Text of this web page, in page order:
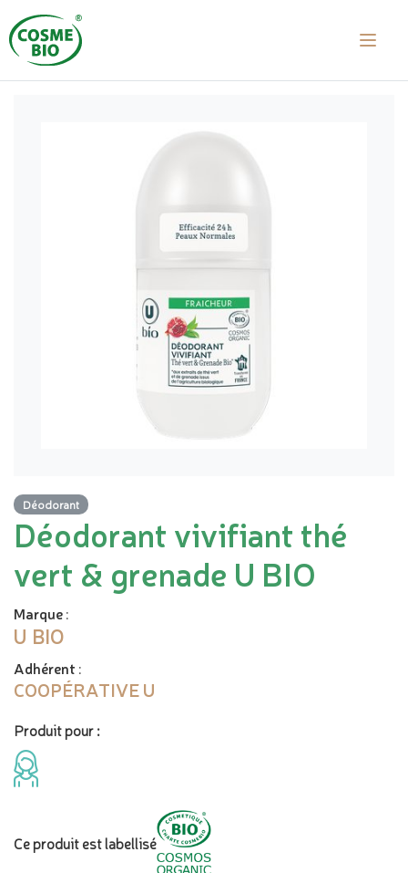
Déodorant
Déodorant vivifiant thé
vert & grenade U BIO
Marque:
U BIO
Adhérent :
COOPÉRATIVE U
Produit pour :
Ce produit est labellisé